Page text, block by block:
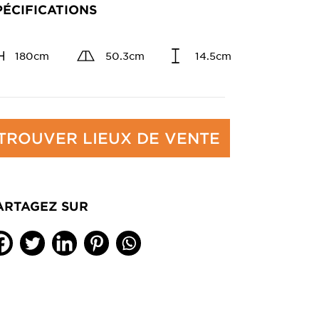
180cm 50.3cm 14.5cm
LIEUX DE VENTE
SUR